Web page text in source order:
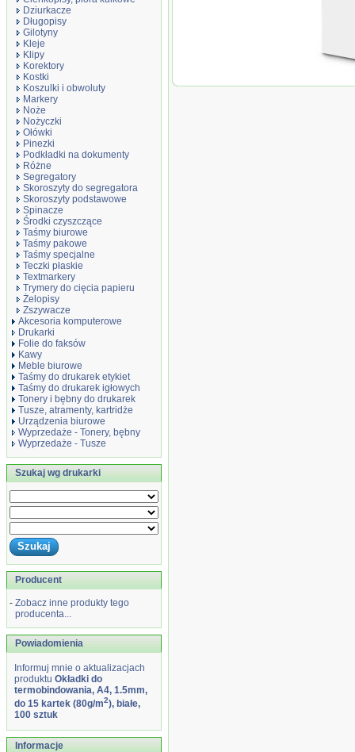
Dziurkacze
Długopisy
Gilotyny
Kleje
Klipy
Korektory
Kostki
Koszulki i obwoluty
Markery
Noże
Nożyczki
Ołówki
Pinezki
Podkładki na dokumenty
Różne
Segregatory
Skoroszyty do segregatora
Skoroszyty podstawowe
Spinacze
Środki czyszczące
Taśmy biurowe
Taśmy pakowe
Taśmy specjalne
Teczki płaskie
Textmarkery
Trymery do cięcia papieru
Żelopisy
Zszywacze
Akcesoria komputerowe
Drukarki
Folie do faksów
Kawy
Meble biurowe
Taśmy do drukarek etykiet
Taśmy do drukarek igłowych
Tonery i bębny do drukarek
Tusze, atramenty, kartridże
Urządzenia biurowe
Wyprzedaże - Tonery, bębny
Wyprzedaże - Tusze
Szukaj wg drukarki
Producent
- Zobacz inne produkty tego
producenta...
Powiadomienia
Informuj mnie o aktualizacjach
produktu Okładki do
termobindowania, A4, 1.5mm,
do 15 kartek (80g/m2), białe,
100 sztuk
Informacje
Okładki do